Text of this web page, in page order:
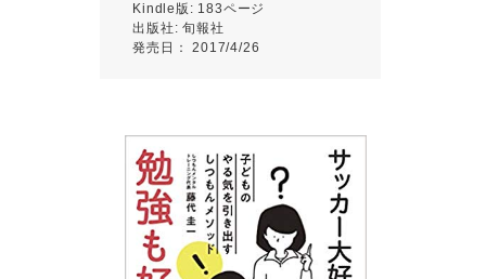
Kindle版: 183ページ
出版社: 旬報社
発売日： 2017/4/26